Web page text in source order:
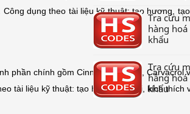
dụng theo tài liệu kỹ thuật: tạo hương, tạo
phần chính gồm Cinnamaldehyde, Carvacrol
tài liệu kỹ thuật: tạo hương, tạo vị, kích thích
Tra cứu
hàng
khẩu
Tra cứu
hàng
khẩu